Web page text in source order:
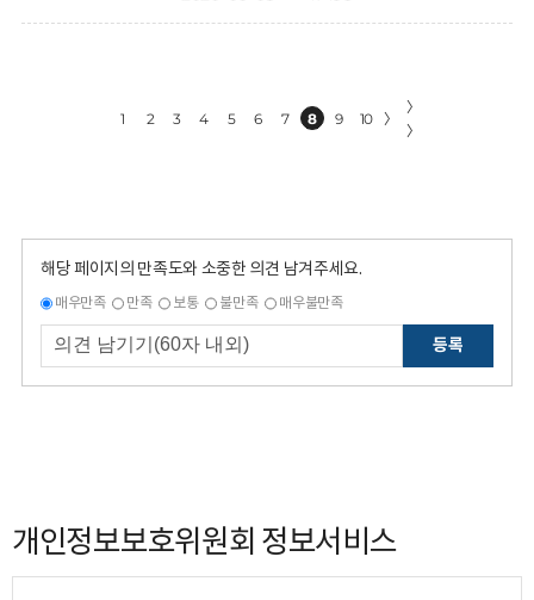
1 2 3 4 5 6 7 8 9 10 〉
〉
〉
해당 페이지의 만족도와 소중한 의견 남겨주세요.
매우만족 만족 보통 불만족 매우불만족
등록
개인정보보호위원회 정보서비스